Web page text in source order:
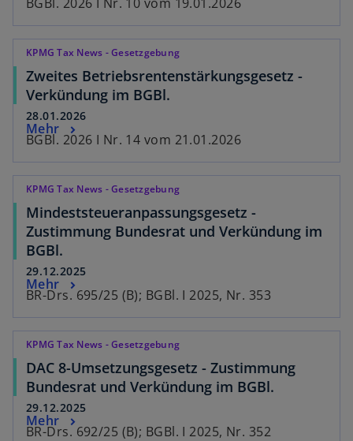
KPMG Tax News - Gesetzgebung
Zweites Betriebsrentenstärkungsgesetz -
Verkündung im BGBl.
28.01.2026
BGBl. 2026 I Nr. 14 vom 21.01.2026
Mehr
KPMG Tax News - Gesetzgebung
Mindeststeueranpassungsgesetz -
Zustimmung Bundesrat und Verkündung im
BGBl.
29.12.2025
BR-Drs. 695/25 (B); BGBl. I 2025, Nr. 353
Mehr
KPMG Tax News - Gesetzgebung
DAC 8-Umsetzungsgesetz - Zustimmung
Bundesrat und Verkündung im BGBl.
29.12.2025
BR-Drs. 692/25 (B); BGBl. I 2025, Nr. 352
Mehr